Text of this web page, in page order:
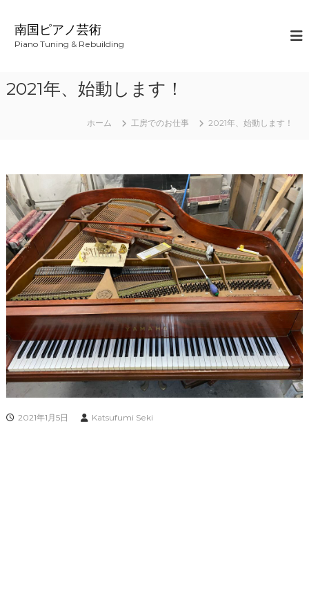
ス
南国ピアノ芸術
Piano Tuning & Rebuilding
2021年、始動します！
ホーム 工房でのお仕事 2021年、始動します！
2021年1月5日 Katsufumi Seki